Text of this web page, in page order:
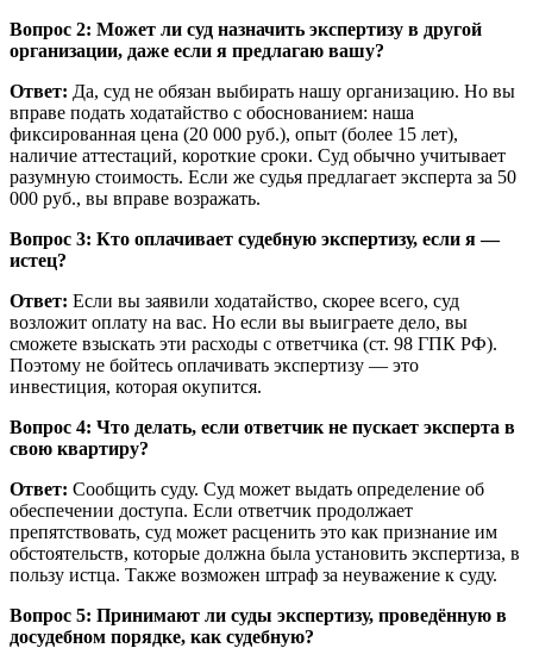
Вопрос 2: Может ли суд назначить экспертизу в другой
организации, даже если я предлагаю вашу?
Ответ: Да, суд не обязан выбирать нашу организацию. Но вы
вправе подать ходатайство с обоснованием: наша
фиксированная цена (20 000 руб.), опыт (более 15 лет),
наличие аттестаций, короткие сроки. Суд обычно учитывает
разумную стоимость. Если же судья предлагает эксперта за 50
000 руб., вы вправе возражать.
Вопрос 3: Кто оплачивает судебную экспертизу, если я —
истец?
Ответ: Если вы заявили ходатайство, скорее всего, суд
возложит оплату на вас. Но если вы выиграете дело, вы
сможете взыскать эти расходы с ответчика (ст. 98 ГПК РФ).
Поэтому не бойтесь оплачивать экспертизу — это
инвестиция, которая окупится.
Вопрос 4: Что делать, если ответчик не пускает эксперта в
свою квартиру?
Ответ: Сообщить суду. Суд может выдать определение об
обеспечении доступа. Если ответчик продолжает
препятствовать, суд может расценить это как признание им
обстоятельств, которые должна была установить экспертиза, в
пользу истца. Также возможен штраф за неуважение к суду.
Вопрос 5: Принимают ли суды экспертизу, проведённую в
досудебном порядке, как судебную?